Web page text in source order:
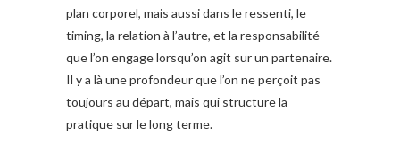
plan corporel, mais aussi dans le ressenti, le
timing, la relation à l’autre, et la responsabilité
que l’on engage lorsqu’on agit sur un partenaire.
Il y a là une profondeur que l’on ne perçoit pas
toujours au départ, mais qui structure la
pratique sur le long terme.